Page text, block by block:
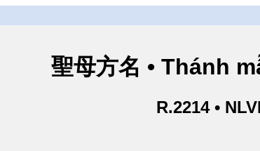
聖母方名 • Thánh
R.2214 •